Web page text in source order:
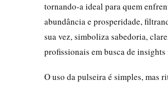
tornando-a ideal para quem
abundância e prosperidade,
sua vez, simboliza sabedoria,
profissionais em busca de
O uso da pulseira é simples, mas